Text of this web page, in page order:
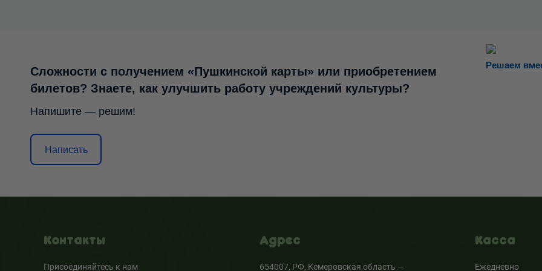
Решаем
Сложности с получением «Пушкинской карты» или приобретением
билетов? Знаете, как улучшить работу учреждений культуры?
Напишите — решим!
Написать
Контакты
Присоединяйтесь к нам
Адрес
654007, РФ, Кемеровская область —
Касса
Ежедневно